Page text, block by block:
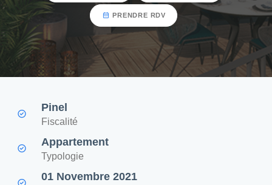
PRENDRE RDV
Pinel
Fiscalité
Appartement
Typologie
01 Novembre 2021